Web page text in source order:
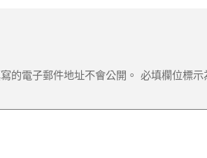
的電子郵件地址不會公開。 必填欄位標